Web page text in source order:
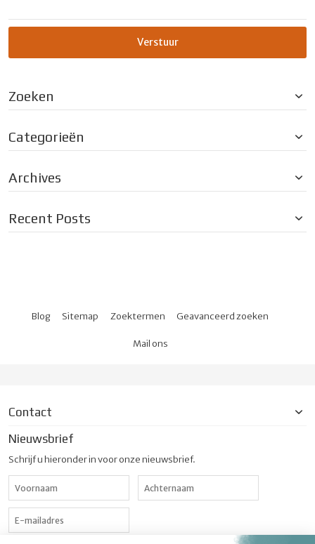
Verstuur
Zoeken
Categorieën
Archives
Recent Posts
Blog Sitemap Zoektermen Geavanceerd zoeken
Mail ons
Contact
Nieuwsbrief
Schrijf u hieronder in voor onze nieuwsbrief.